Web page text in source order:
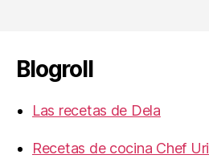
Blogroll
Las recetas de Dela
Recetas de cocina Chef Uri